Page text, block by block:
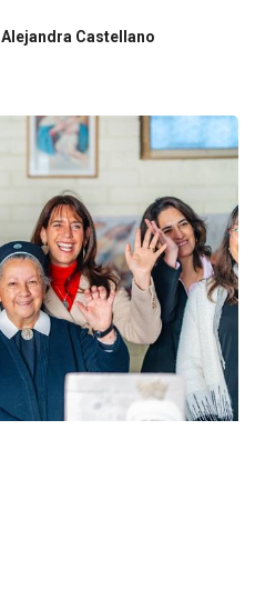
Alejandra Castellano